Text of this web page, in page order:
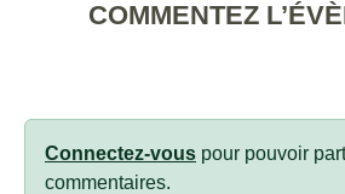
COMMENTEZ
Connectez-vous pour pouvoir
commentaires.